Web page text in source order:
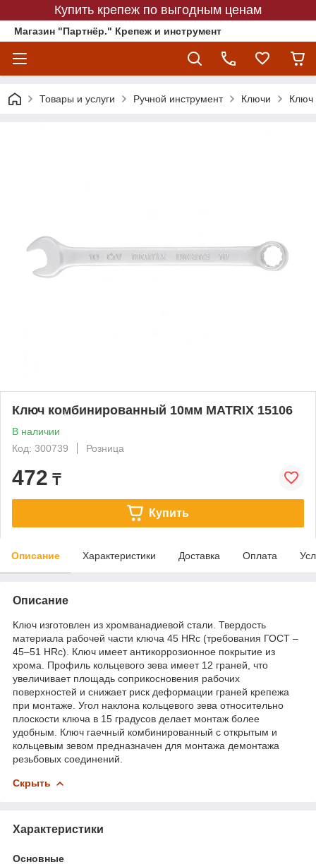
Купить крепеж по выгодным ценам
Магазин "Партнёр." Крепеж и инструмент
Товары и услуги Ручной инструмент Ключи Ключ
Ключ комбинированный 10мм MATRIX 15106
В наличии
Код: 300739
Розница
472 ₸
Купить
Описание Характеристики Доставка Оплата
Описание
Ключ изготовлен из хромванадиевой стали. Твердость
материала рабочей части ключа 45 HRc (требования ГОСТ –
45–51 HRc). Ключ имеет антикоррозионное покрытие из
хрома. Профиль кольцевого зева имеет 12 граней, что
увеличивает площадь соприкосновения рабочих
поверхностей и снижает риск деформации граней крепежа
при монтаже. Угол наклона кольцевого зева относительно
плоскости ключа в 15 градусов делает монтаж более
удобным. Ключ гаечный комбинированный с открытым и
кольцевым зевом предназначен для монтажа демонтажа
резьбовых соединений.
Скрыть
Характеристики
Основные